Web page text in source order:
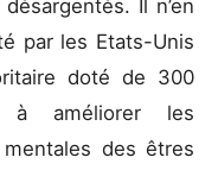
Il n’en
par les Etats-Unis
doté de 300
à améliorer les
des êtres